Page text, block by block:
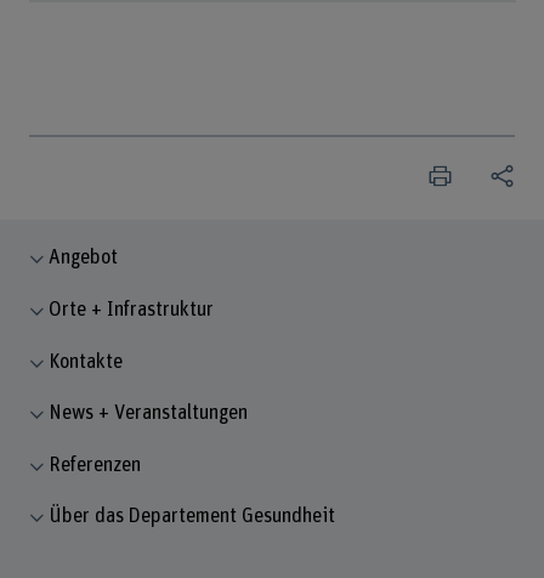
Angebot
Orte + Infrastruktur
Kontakte
News + Veranstaltungen
Referenzen
Über das Departement Gesundheit